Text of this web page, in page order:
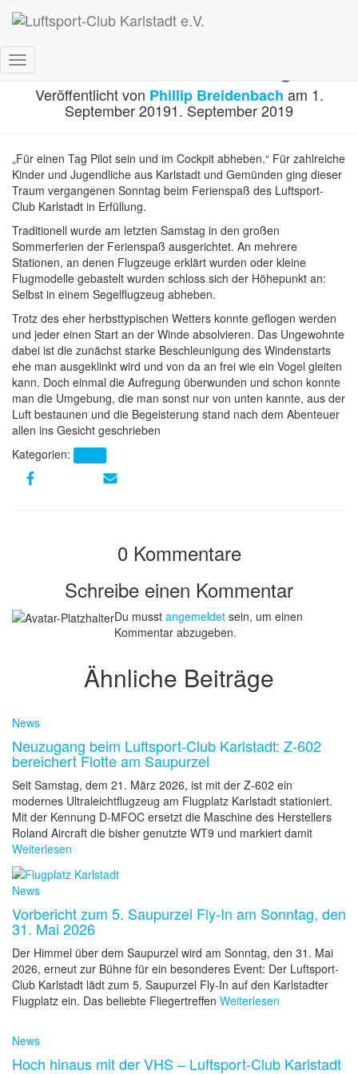
Navigation
umschalten
Veröffentlicht von Phillip Breidenbach am 1.
September 20191. September 2019
„Für einen Tag Pilot sein und im Cockpit abheben.“ Für zahlreiche
Kinder und Jugendliche aus Karlstadt und Gemünden ging dieser
Traum vergangenen Sonntag beim Ferienspaß des Luftsport-
Club Karlstadt in Erfüllung.
Traditionell wurde am letzten Samstag in den großen
Sommerferien der Ferienspaß ausgerichtet. An mehrere
Stationen, an denen Flugzeuge erklärt wurden oder kleine
Flugmodelle gebastelt wurden schloss sich der Höhepunkt an:
Selbst in einem Segelflugzeug abheben.
Trotz des eher herbsttypischen Wetters konnte geflogen werden
und jeder einen Start an der Winde absolvieren. Das Ungewohnte
dabei ist die zunächst starke Beschleunigung des Windenstarts
ehe man ausgeklinkt wird und von da an frei wie ein Vogel gleiten
kann. Doch einmal die Aufregung überwunden und schon konnte
man die Umgebung, die man sonst nur von unten kannte, aus der
Luft bestaunen und die Begeisterung stand nach dem Abenteuer
allen ins Gesicht geschrieben
Kategorien:
0 Kommentare
Schreibe einen Kommentar
Du musst angemeldet sein, um einen
Kommentar abzugeben.
Ähnliche Beiträge
News
Neuzugang beim Luftsport-Club Karlstadt: Z-602
bereichert Flotte am Saupurzel
Seit Samstag, dem 21. März 2026, ist mit der Z-602 ein
modernes Ultraleichtflugzeug am Flugplatz Karlstadt stationiert.
Mit der Kennung D-MFOC ersetzt die Maschine des Herstellers
Roland Aircraft die bisher genutzte WT9 und markiert damit
Weiterlesen
News
Vorbericht zum 5. Saupurzel Fly-In am Sonntag, den
31. Mai 2026
Der Himmel über dem Saupurzel wird am Sonntag, den 31. Mai
2026, erneut zur Bühne für ein besonderes Event: Der Luftsport-
Club Karlstadt lädt zum 5. Saupurzel Fly-In auf den Karlstadter
Flugplatz ein. Das beliebte Fliegertreffen Weiterlesen
News
Hoch hinaus mit der VHS – Luftsport-Club Karlstadt